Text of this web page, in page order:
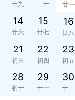
十九 二十 廿一
14
廿六
15
廿七
16
廿八
21
初三
22
初四
23
初五
28
初十
29
十一
30
十二